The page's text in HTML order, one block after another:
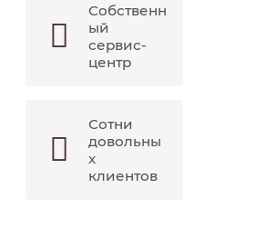
Собственн
ый
сервис-
центр
Сотни
довольны
х
клиентов